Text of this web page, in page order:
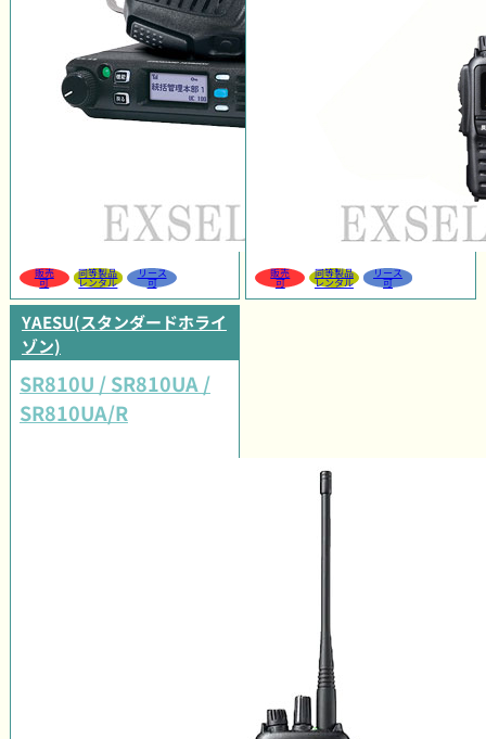
販売
可
同等製品
レンタル
リース
可
販売
可
同等製品
レンタル
リース
可
YAESU(スタンダードホライ
ゾン)
SR810U / SR810UA /
SR810UA/R